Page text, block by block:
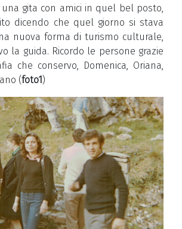
gita con amici in quel bel posto,
dicendo che quel giorno si stava
nuova forma di turismo culturale,
la guida. Ricordo le persone grazie
che conservo, Domenica, Oriana,
(foto1)